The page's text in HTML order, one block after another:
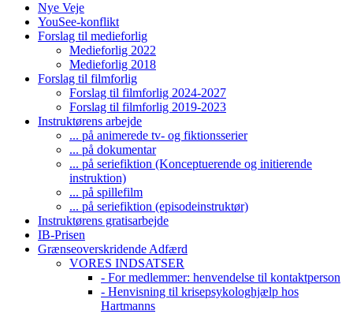
Nye Veje
YouSee-konflikt
Forslag til medieforlig
Medieforlig 2022
Medieforlig 2018
Forslag til filmforlig
Forslag til filmforlig 2024-2027
Forslag til filmforlig 2019-2023
Instruktørens arbejde
... på animerede tv- og fiktionsserier
... på dokumentar
... på seriefiktion (Konceptuerende og initierende
instruktion)
... på spillefilm
... på seriefiktion (episodeinstruktør)
Instruktørens gratisarbejde
IB-Prisen
Grænseoverskridende Adfærd
VORES INDSATSER
- For medlemmer: henvendelse til kontaktperson
- Henvisning til krisepsykologhjælp hos
Hartmanns